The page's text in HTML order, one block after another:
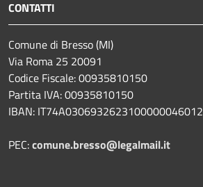
CONTATTI
Comune di Bresso (MI)
Via Roma 25 20091
Codice Fiscale: 00935810150
Partita IVA: 00935810150
IBAN: IT74A0306932623100000046012
PEC:comune.bresso@legalmail.it